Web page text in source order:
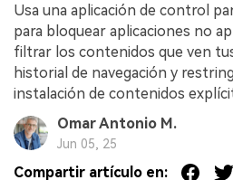
Usa una aplicación de control
para bloquear aplicaciones no
filtrar los contenidos que ven
historial de navegación y
instalación de contenidos
Omar Antonio M.
Jun 05, 25
Compartir artículo en: